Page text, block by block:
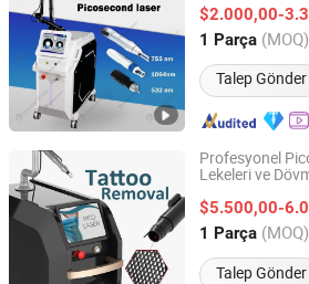
İzleri Tedavisi
$2.000,00-
1 Parça (MOQ)
Talep Gönder
Beijing, China Fiyat 2022
Profesyonel
Lekeleri ve
$5.500,00-
1 Parça (MOQ)
Talep Gönder
Sanhe Wk Electronic Technology Co.,
Hebei, China Fiyat 2022